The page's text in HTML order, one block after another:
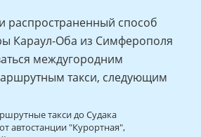
распространенный способ
Караул-Оба из Симферополя
междугородним
такси, следующим
такси до Судака
автостанции "Курортная",